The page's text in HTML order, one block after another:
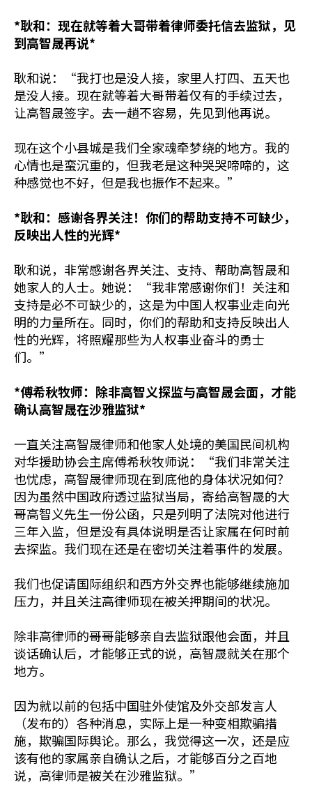
*耿和：现在就等着大哥带着律师委托信去监狱，见
到高智晟再说*
耿和说：“我打也是没人接，家里人打四、五天也
是没人接。现在就等着大哥带着仅有的手续过去，
让高智晟签字。去一趟不容易，先见到他再说。
现在这个小县城是我们全家魂牵梦绕的地方。我的
心情也是蛮沉重的，但我老是这种哭哭啼啼的，这
种感觉也不好，但是我也振作不起来。”
*耿和：感谢各界关注！你们的帮助支持不可缺少，
反映出人性的光辉*
耿和说，非常感谢各界关注、支持、帮助高智晟和
她家人的人士。她说：“我非常感谢你们！关注和
支持是必不可缺少的，这是为中国人权事业走向光
明的力量所在。同时，你们的帮助和支持反映出人
性的光辉，将照耀那些为人权事业奋斗的勇士
们。”
*傅希秋牧师：除非高智义探监与高智晟会面，才能
确认高智晟在沙雅监狱*
一直关注高智晟律师和他家人处境的美国民间机构
对华援助协会主席傅希秋牧师说：“我们非常关注
也忧虑，高智晟律师现在到底他的身体状况如何？
因为虽然中国政府透过监狱当局，寄给高智晟的大
哥高智义先生一份公函，只是列明了法院对他进行
三年入监，但是没有具体说明是否让家属在何时前
去探监。我们现在还是在密切关注着事件的发展。
我们也促请国际组织和西方外交界也能够继续施加
压力，并且关注高律师现在被关押期间的状况。
除非高律师的哥哥能够亲自去监狱跟他会面，并且
谈话确认后，才能够正式的说，高智晟就关在那个
地方。
因为就以前的包括中国驻外使馆及外交部发言人
（发布的）各种消息，实际上是一种变相欺骗措
施，欺骗国际舆论。那么，我觉得这一次，还是应
该有他的家属亲自确认之后，才能够百分之百地
说，高律师是被关在沙雅监狱。”